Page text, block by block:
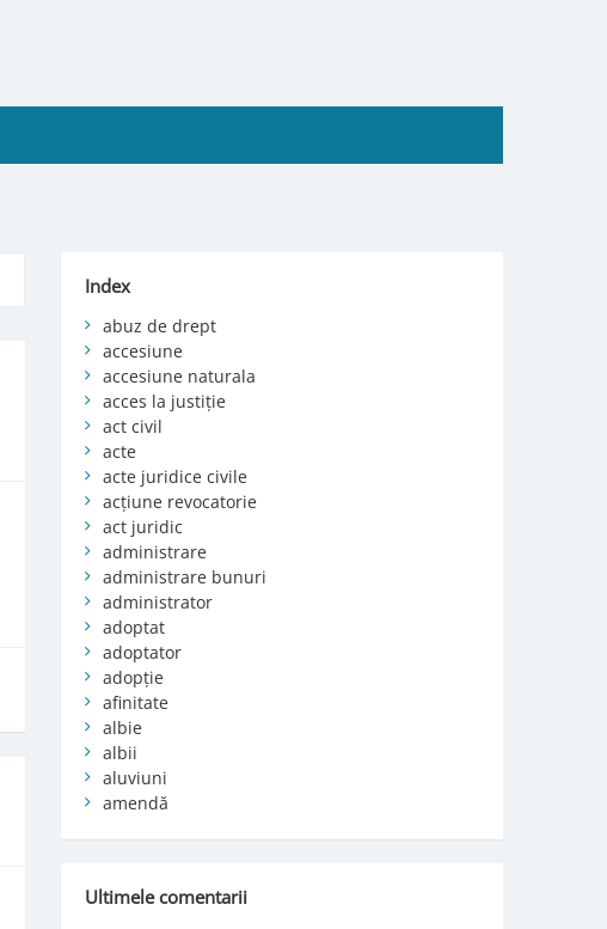
Index
abuz de drept
accesiune
accesiune naturala
acces la justiție
act civil
acte
acte juridice civile
acțiune revocatorie
act juridic
administrare
administrare bunuri
administrator
adoptat
adoptator
adopție
afinitate
albie
albii
aluviuni
amendă
Ultimele comentarii